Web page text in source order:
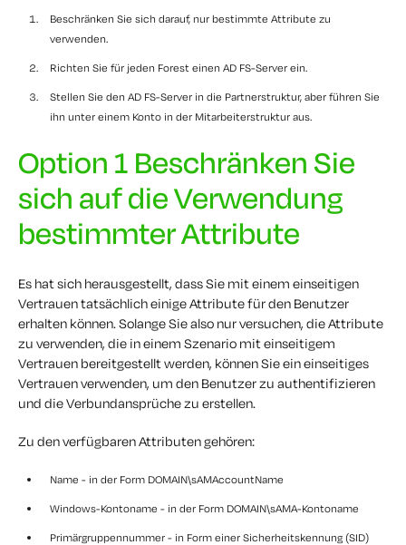
Beschränken Sie sich darauf, nur bestimmte Attribute zu
verwenden.
Richten Sie für jeden Forest einen AD FS-Server ein.
Stellen Sie den AD FS-Server in die Partnerstruktur, aber führen Sie
ihn unter einem Konto in der Mitarbeiterstruktur aus.
Option 1 Beschränken Sie
sich auf die Verwendung
bestimmter Attribute
Es hat sich herausgestellt, dass Sie mit einem einseitigen
Vertrauen tatsächlicheinigeAttribute für den Benutzer
erhalten können. Solange Sie also nur versuchen, die Attribute
zu verwenden, die in einem Szenario mit einseitigem
Vertrauen bereitgestellt werden, können Sie ein einseitiges
Vertrauen verwenden, um den Benutzer zu authentifizieren
und die Verbundansprüche zu erstellen.
Zu den verfügbaren Attributen gehören:
Name - in der Form DOMAIN\sAMAccountName
Windows-Kontoname - in der Form DOMAIN\sAMA-Kontoname
Primärgruppennummer - in Form einer Sicherheitskennung (SID)